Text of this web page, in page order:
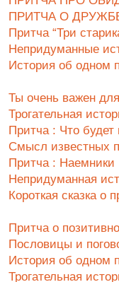
ПРИТЧА О
Притча “Три
Непридуманные
История об одном
Ты очень важен
Трогательная
Притча : Что
Смысл известных
Притча : Наемники
Непридуманная
Короткая сказка о
Притча о
Пословицы и
История об одном
Трогательная